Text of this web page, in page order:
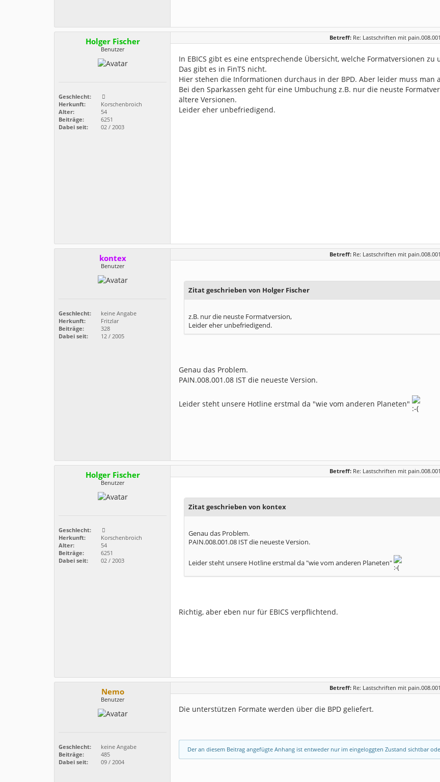
Holger Fischer
Benutzer
Geschlecht:
Herkunft:
Korschenbroich
Alter:
54
Beiträge:
6251
Dabei seit:
02 / 2003
Betreff: Re: Lastschriften mit
In EBICS gibt es eine entsprechende Übersicht, welche Formatversionen
Das gibt es in FinTS nicht.
Hier stehen die Informationen durchaus in der BPD. Aber leider muss man
Bei den Sparkassen geht für eine Umbuchung z.B. nur die neuste
ältere Versionen.
Leider eher unbefriedigend.
kontex
Benutzer
Geschlecht:
keine Angabe
Herkunft:
Fritzlar
Beiträge:
328
Dabei seit:
12 / 2005
Betreff: Re: Lastschriften mit
Zitat geschrieben von Holger Fischer
z.B. nur die neuste Formatversion,
Leider eher unbefriedigend.
Genau das Problem.
PAIN.008.001.08 IST die neueste Version.
Leider steht unsere Hotline erstmal da "wie vom anderen Planeten"
Holger Fischer
Benutzer
Geschlecht:
Herkunft:
Korschenbroich
Alter:
54
Beiträge:
6251
Dabei seit:
02 / 2003
Betreff: Re: Lastschriften mit
Zitat geschrieben von kontex
Genau das Problem.
PAIN.008.001.08 IST die neueste Version.
Leider steht unsere Hotline erstmal da "wie vom anderen Planeten"
Richtig, aber eben nur für EBICS verpflichtend.
Nemo
Benutzer
Geschlecht:
keine Angabe
Beiträge:
485
Dabei seit:
09 / 2004
Betreff: Re: Lastschriften mit
Die unterstützen Formate werden über die BPD geliefert.
Der an diesem Beitrag angefügte Anhang ist entweder nur im eingeloggten Zustand sichtbar